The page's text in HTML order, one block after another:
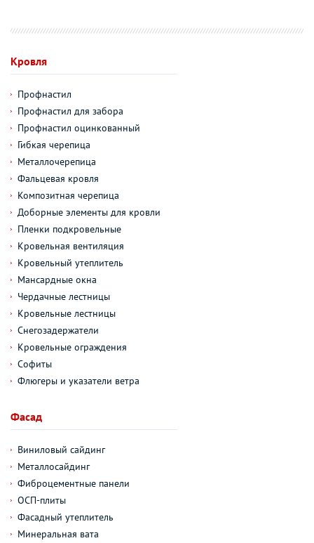
Кровля
Профнастил
Профнастил для забора
Профнастил оцинкованный
Гибкая черепица
Металлочерепица
Фальцевая кровля
Композитная черепица
Доборные элементы для кровли
Пленки подкровельные
Кровельная вентиляция
Кровельный утеплитель
Мансардные окна
Чердачные лестницы
Кровельные лестницы
Снегозадержатели
Кровельные ограждения
Софиты
Флюгеры и указатели ветра
Фасад
Виниловый сайдинг
Металлосайдинг
Фиброцементные панели
ОСП-плиты
Фасадный утеплитель
Минеральная вата